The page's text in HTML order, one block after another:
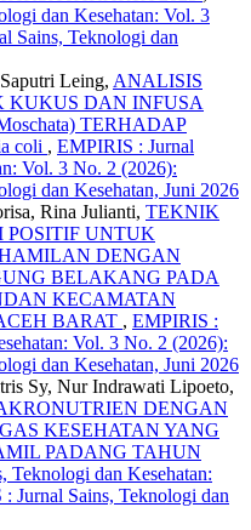
dan Kesehatan: Vol. 3
Sains, Teknologi dan
Leing, ANALISIS
KUKUS DAN INFUSA
TERHADAP
coli , EMPIRIS : Jurnal
Vol. 3 No. 2 (2026):
dan Kesehatan, Juni 2026
Rina Julianti, TEKNIK
POSITIF UNTUK
DENGAN
BELAKANG PADA
KECAMATAN
BARAT , EMPIRIS :
Vol. 3 No. 2 (2026):
dan Kesehatan, Juni 2026
Sy, Nur Indrawati Lipoeto,
DENGAN
KESEHATAN YANG
PADANG TAHUN
Teknologi dan Kesehatan:
Jurnal Sains, Teknologi dan